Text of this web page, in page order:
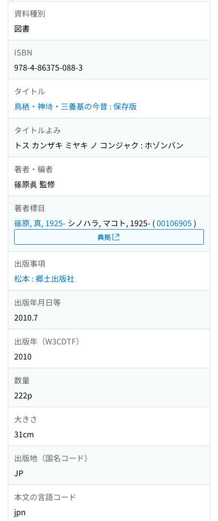
資料種別
図書
ISBN
978-4-86375-088-3
タイトル
鳥栖・神埼・三養基の今昔 : 保存版
タイトルよみ
トス カンザキ ミヤキ ノ コンジャク : ホゾンバン
著者・編者
篠原眞 監修
著者標目
篠原, 真, 1925- シノハラ, マコト, 1925- (00106905 )
典拠
出版事項
松本 : 郷土出版社
出版年月日等
2010.7
出版年（W3CDTF）
2010
数量
222p
大きさ
31cm
出版地（国名コード）
JP
本文の言語コード
jpn